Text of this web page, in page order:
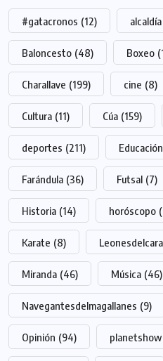
#gatacronos (12) alcaldía
Baloncesto (48) Boxeo
Charallave (199) cine (8)
Cultura (11) Cúa (159)
deportes (211) Educación
Farándula (36) Futsal (7)
Historia (14) horóscopo
Karate (8)
Miranda (46) Música (46)
Navegantesdelmagallanes (9)
Opinión (94) planetshow